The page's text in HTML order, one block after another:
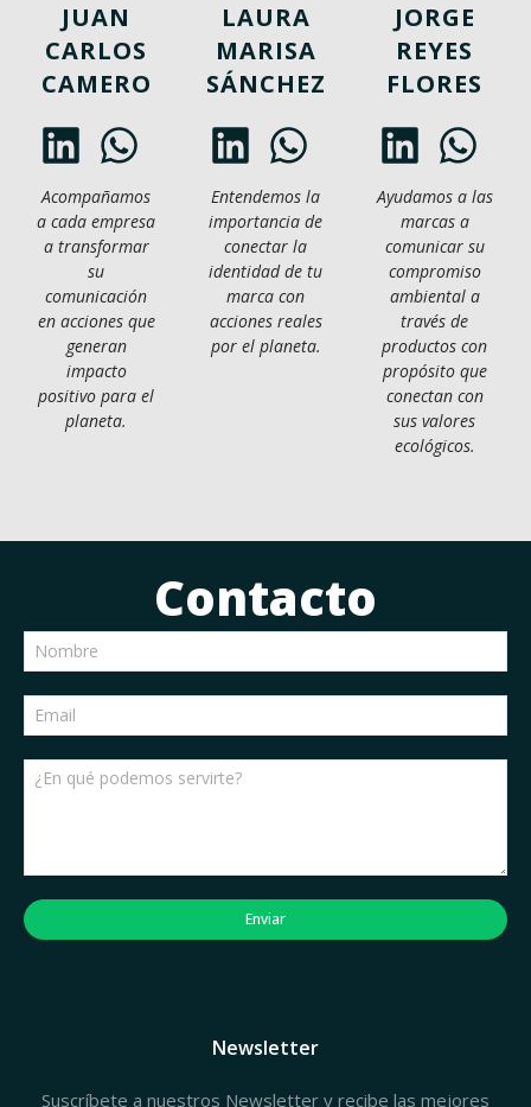
JUAN
CARLOS
CAMERO
Acompañamos
a cada empresa
a transformar
su
comunicación
en acciones que
generan
impacto
positivo para el
planeta.
LAURA
MARISA
SÁNCHEZ
Entendemos la
importancia de
conectar la
identidad de tu
marca con
acciones reales
por el planeta.
JORGE
REYES
FLORES
Ayudamos a las
marcas a
comunicar su
compromiso
ambiental a
través de
productos con
propósito que
conectan con
sus valores
ecológicos.
Contacto
Enviar
Newsletter
Suscríbete a nuestros Newsletter y recibe las mejores